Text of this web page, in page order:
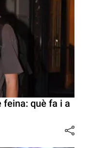
feina: què fa i a